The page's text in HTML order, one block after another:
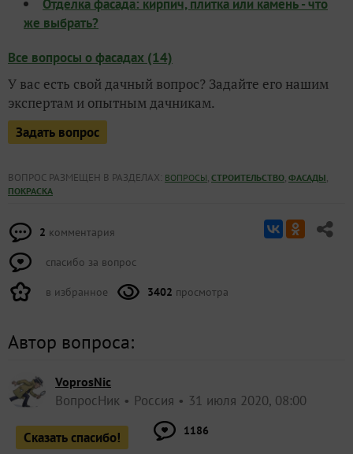
Отделка фасада: кирпич, плитка или камень - что
же выбрать?
Все вопросы о фасадах (14)
У вас есть свой дачный вопрос? Задайте его нашим
экспертам и опытным дачникам.
Задать вопрос
ВОПРОС РАЗМЕЩЕН В РАЗДЕЛАХ: ВОПРОСЫ, СТРОИТЕЛЬСТВО, ФАСАДЫ,
ПОКРАСКА
2 комментария
спасибо за вопрос
в избранное 3402 просмотра
Автор вопроса:
VoprosNic
ВопросНик Россия 31 июля 2020, 08:00
Сказать спасибо! 1186